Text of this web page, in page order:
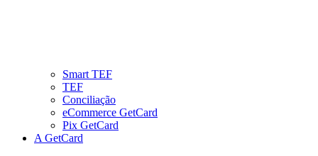
Smart TEF
TEF
Conciliação
eCommerce GetCard
Pix GetCard
A GetCard